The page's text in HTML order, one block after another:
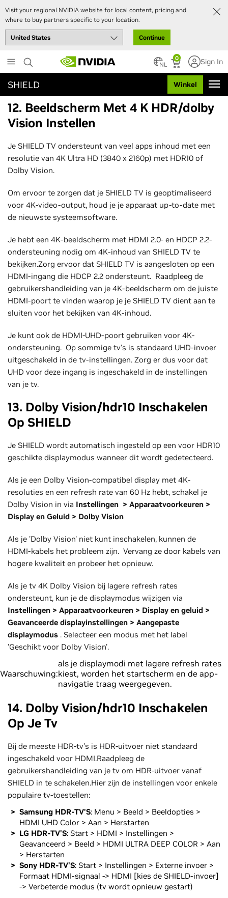
Visit your regional NVIDIA website for local content, pricing and
where to buy partners specific to your location.
Continue
to
main
content
0
NL Sign In
SHIELD Winkel
12. Beeldscherm Met 4 K HDR/dolby
Vision Instellen
Je SHIELD TV ondersteunt van veel apps inhoud met een
resolutie van 4K Ultra HD (3840 x 2160p) met HDR10 of
Dolby Vision.
Om ervoor te zorgen dat je SHIELD TV is geoptimaliseerd
voor 4K-video-output, houd je je apparaat up-to-date met
de nieuwste systeemsoftware.
Je hebt een 4K-beeldscherm met HDMI 2.0- en HDCP 2.2-
ondersteuning nodig om 4K-inhoud van SHIELD TV te
bekijken.Zorg ervoor dat SHIELD TV is aangesloten op een
HDMI-ingang die HDCP 2.2 ondersteunt. Raadpleeg de
gebruikershandleiding van je 4K-beeldscherm om de juiste
HDMI-poort te vinden waarop je je SHIELD TV dient aan te
sluiten voor het bekijken van 4K-inhoud.
Je kunt ook de HDMI-UHD-poort gebruiken voor 4K-
ondersteuning. Op sommige tv's is standaard UHD-invoer
uitgeschakeld in de tv-instellingen. Zorg er dus voor dat
UHD voor deze ingang is ingeschakeld in de instellingen
van je tv.
13. Dolby Vision/hdr10 Inschakelen
Op SHIELD
Je SHIELD wordt automatisch ingesteld op een voor HDR10
geschikte displaymodus wanneer dit wordt gedetecteerd.
Als je een Dolby Vision-compatibel display met 4K-
resoluties en een refresh rate van 60 Hz hebt, schakel je
Dolby Vision in via Instellingen > Apparaatvoorkeuren >
Display en Geluid > Dolby Vision
Als je 'Dolby Vision' niet kunt inschakelen, kunnen de
HDMI-kabels het probleem zijn. Vervang ze door kabels van
hogere kwaliteit en probeer het opnieuw.
Als je tv 4K Dolby Vision bij lagere refresh rates
ondersteunt, kun je de displaymodus wijzigen via
Instellingen > Apparaatvoorkeuren > Display en geluid >
Geavanceerde displayinstellingen > Aangepaste
displaymodus . Selecteer een modus met het label
'Geschikt voor Dolby Vision'.
Waarschuwing:
als je displaymodi met lagere refresh rates
kiest, worden het startscherm en de app-
navigatie traag weergegeven.
14. Dolby Vision/hdr10 Inschakelen
Op Je Tv
Bij de meeste HDR-tv's is HDR-uitvoer niet standaard
ingeschakeld voor HDMI.Raadpleeg de
gebruikershandleiding van je tv om HDR-uitvoer vanaf
SHIELD in te schakelen.Hier zijn de instellingen voor enkele
populaire tv-toestellen:
Samsung HDR-TV'S: Menu > Beeld > Beeldopties >
HDMI UHD Color > Aan > Herstarten
LG HDR-TV'S: Start > HDMI > Instellingen >
Geavanceerd > Beeld > HDMI ULTRA DEEP COLOR > Aan
> Herstarten
Sony HDR-TV'S: Start > Instellingen > Externe invoer >
Formaat HDMI-signaal -> HDMI [kies de SHIELD-invoer]
-> Verbeterde modus (tv wordt opnieuw gestart)